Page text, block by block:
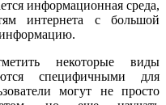
информационная среда,
интернета с большой
информацию.
некоторые виды
специфичными для
могут не просто